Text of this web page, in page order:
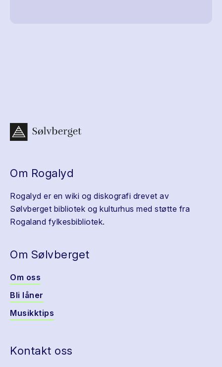
Om Rogalyd
Rogalyd er en wiki og diskografi drevet av
Sølvberget bibliotek og kulturhus med støtte fra
Rogaland fylkesbibliotek.
Om Sølvberget
Om oss
Bli låner
Musikktips
Kontakt oss